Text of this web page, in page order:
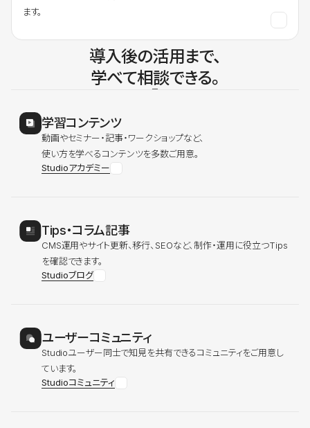
ます。
導入後の活用まで、
学べて相談できる。
学習コンテンツ
動画やセミナー・記事・ワークショップなど、
使い方を学べるコンテンツを多数ご用意。
Studioアカデミー
Tips・コラム記事
CMS運用やサイト更新、移行、SEOなど、制作・運用に役立つTips
を確認できます。
Studioブログ
ユーザーコミュニティ
Studioユーザー同士で知見を共有できるコミュニティをご用意し
ています。
Studioコミュニティ